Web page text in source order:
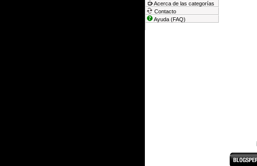
Acerca de las categorías
Contacto
Ayuda (FAQ)